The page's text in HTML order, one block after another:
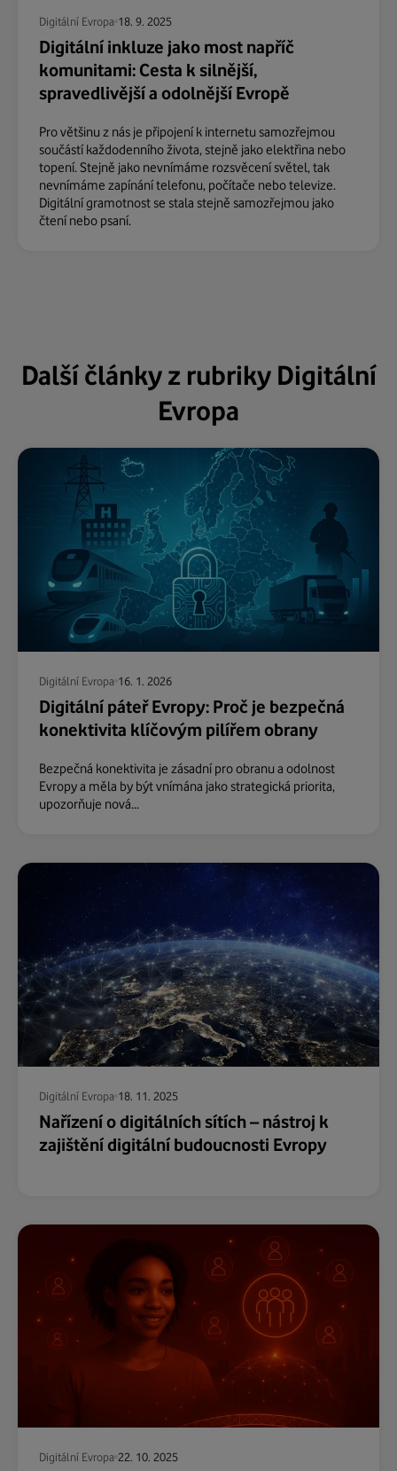
Digitální Evropa 18. 9. 2025
Digitální inkluze jako most napříč
komunitami: Cesta k silnější,
spravedlivější a odolnější Evropě
Pro většinu z nás je připojení k internetu samozřejmou
součástí každodenního života, stejně jako elektřina nebo
topení. Stejně jako nevnímáme rozsvěcení světel, tak
nevnímáme zapínání telefonu, počítače nebo televize.
Digitální gramotnost se stala stejně samozřejmou jako
čtení nebo psaní.
Další články z rubriky Digitální
Evropa
Digitální Evropa 16. 1. 2026
Digitální páteř Evropy: Proč je bezpečná
konektivita klíčovým pilířem obrany
Bezpečná konektivita je zásadní pro obranu a odolnost
Evropy a měla by být vnímána jako strategická priorita,
upozorňuje nová...
Digitální Evropa 18. 11. 2025
Nařízení o digitálních sítích – nástroj k
zajištění digitální budoucnosti Evropy
Digitální Evropa 22. 10. 2025